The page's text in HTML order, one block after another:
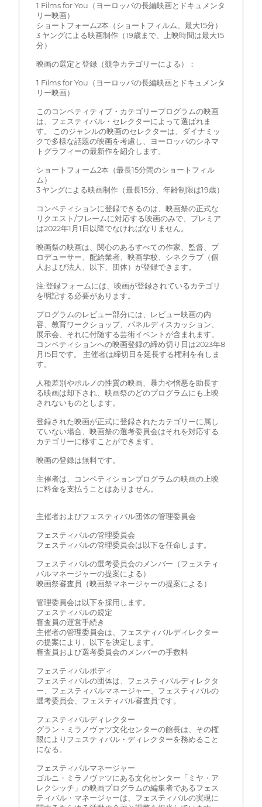
1 Films for You（ヨーロッパの長編映画とドキュメンタ
リー映画）
ショートフォーム2本（ショートフィルム、最大15分）
3 ヤングによる映画制作（19歳まで、上映時間は最大15
分）
映画の選定と登録（競争カテゴリーによる）：
1 Films for You（ヨーロッパの長編映画とドキュメンタ
リー映画）
このコンペティティブ・カテゴリープログラムの映画
は、フェスティバル・セレクターによって選ばれま
す。 このジャンルの映画のセレクターは、ダイナミッ
クで多様な話題の映画を考慮し、ヨーロッパのシネマ
トグラフィーの最新作を紹介します。
ショートフォーム2本（最長15分間のショートフィル
ム）
3 ヤングによる映画制作（最長15分、年齢制限は19歳）
コンペティションに登録できるのは、映画祭の正式な
リクエスト/フレームに対応する映画のみで、プレミア
は2022年1月1日以降でなければなりません。
映画祭の映画は、関心のあるすべての作家、監督、プ
ロデューサー、配給業者、映画学校、シネクラブ（個
人および法人、以下、団体）が登録できます。
注:登録フォームには、映画が登録されているカテゴリ
を明記する必要があります。
プログラムのレビュー部分には、レビュー映画の内
容、教育ワークショップ、パネルディスカッション、
展示会、それに付随する芸術イベントが含まれます。
コンペティションへの映画登録の締め切り日は2023年8
月15日です。 主催者は締切日を延長する権利を有しま
す。
人種差別やポルノの性質の映画、暴力や憎悪を助長す
る映画は却下され、映画祭のどのプログラムにも上映
されないものとします。
登録された映画が正式に登録されたカテゴリーに属し
ていない場合、映画祭の選考委員会はそれを対応する
カテゴリーに移すことができます。
映画の登録は無料です。
主催者は、コンペティションプログラムの映画の上映
に料金を支払うことはありません。
主催者およびフェスティバル団体の管理委員会
フェスティバルの管理委員会
フェスティバルの管理委員会は以下を任命します。
フェスティバルの選考委員会のメンバー（フェスティ
バルマネージャーの提案による）
映画祭審査員（映画祭マネージャーの提案による）
管理委員会は以下を採用します。
フェスティバルの規定
審査員の運営手続き
主催者の管理委員会は、フェスティバルディレクター
の提案により、以下を決定します。
審査員および選考委員会のメンバーの手数料
フェスティバルボディ
フェスティバルの団体は、フェスティバルディレクタ
ー、フェスティバルマネージャー、フェスティバルの
選考委員会、フェスティバル審査員です。
フェスティバルディレクター
グラン・ミラノヴァツ文化センターの館長は、その権
限によりフェスティバル・ディレクターを務めること
になる。
フェスティバルマネージャー
ゴルニ・ミラノヴァツにある文化センター「ミヤ・ア
レクシッチ」の映画プログラムの編集者であるフェス
ティバル・マネージャーは、フェスティバルの実現に